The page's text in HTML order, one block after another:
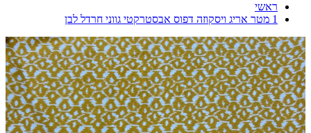
ראשי
1 מטר אריג ויסקוזה דפוס אבסטרקטי גווני חרדל לבן